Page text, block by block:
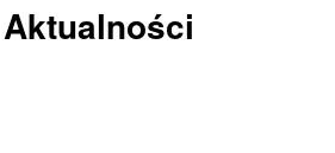
Aktualności